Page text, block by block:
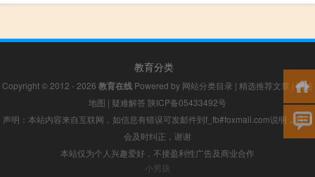
教育分类
Copyright © 2012 - 2026 教育在线 Powered by 网站分类目录 | 精选推荐文章 |网站
地图 | 疑难解答 陕ICP备05433492号
声明：本站内容来自互联网，如信息有错误可发邮件到f_fb#foxmail.com说明，我们
会及时纠正，谢谢
本站仅为个人兴趣爱好，不接盈利性广告及商业合作
小男孩